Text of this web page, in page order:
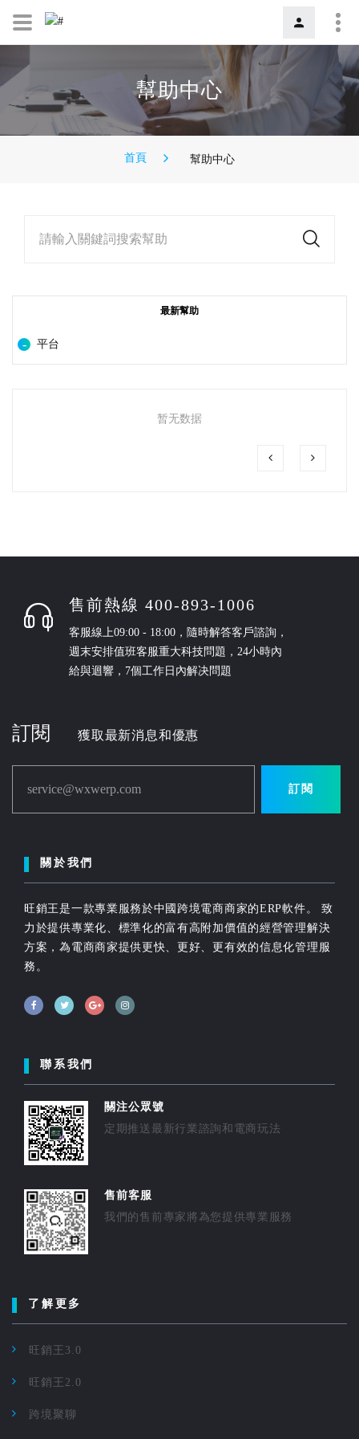
幫助中心
首頁 幫助中心
請輸入關鍵詞搜索幫助
最新幫助
平台
暂无数据
售前熱線 400-893-1006
客服線上09:00 - 18:00，隨時解答客戶諮詢，
週末安排值班客服重大科技問題，24小時內
給與迴響，7個工作日內解决問題
訂閱 獲取最新消息和優惠
service@wxwerp.com 訂閱
關於我們
旺銷王是一款專業服務於中國跨境電商商家的ERP軟件。 致
力於提供專業化、標準化的富有高附加價值的經營管理解決
方案，為電商商家提供更快、更好、更有效的信息化管理服
務。
聯系我們
關注公眾號
定期推送最新行業諮詢和電商玩法
售前客服
我們的售前專家將為您提供專業服務
了解更多
旺銷王3.0
旺銷王2.0
跨境聚聊